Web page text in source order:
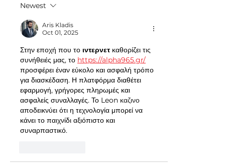
2027 Season (Update 22/7)
Newest
Aris Kladis
Oct 01, 2025
Στην εποχή που το ιντερνετ καθορίζει τις
συνήθειές μας, το https://alpha965.gr/
προσφέρει έναν εύκολο και ασφαλή τρόπο
για διασκέδαση. Η πλατφόρμα διαθέτει
εφαρμογή, γρήγορες πληρωμές και
ασφαλείς συναλλαγές. Το Leon καζινο
αποδεικνύει ότι η τεχνολογία μπορεί να
κάνει το παιχνίδι αξιόπιστο και
συναρπαστικό.